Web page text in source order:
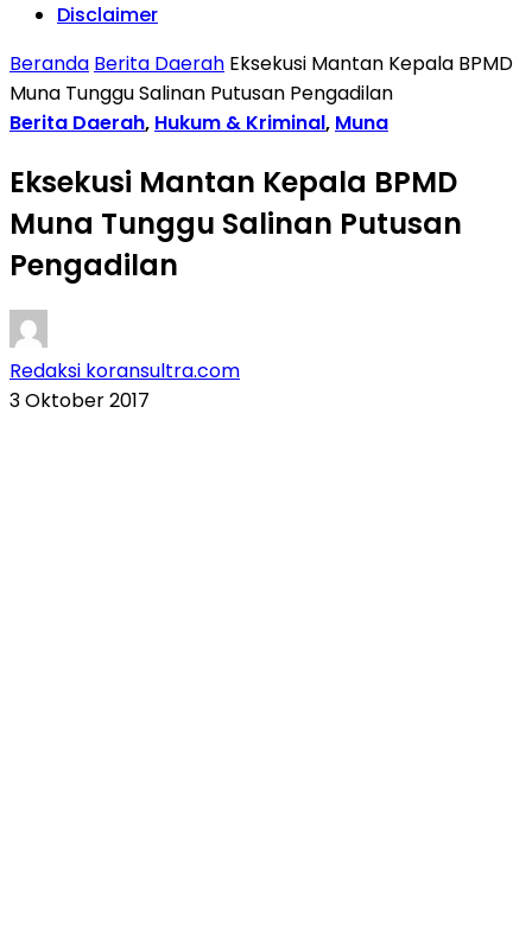
Disclaimer
Beranda Berita Daerah Eksekusi Mantan Kepala BPMD
Muna Tunggu Salinan Putusan Pengadilan
Berita Daerah, Hukum & Kriminal, Muna
Eksekusi Mantan Kepala BPMD
Muna Tunggu Salinan Putusan
Pengadilan
Redaksi koransultra.com
3 Oktober 2017